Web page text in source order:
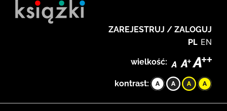
ZAREJESTRUJ / ZALOGUJ
PL EN
wielkość:
kontrast: